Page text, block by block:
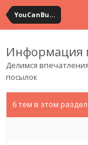
YouCanBuy посылки (отчеты и отзывы)
Информация
Делимся
посылок
6 тем в этом